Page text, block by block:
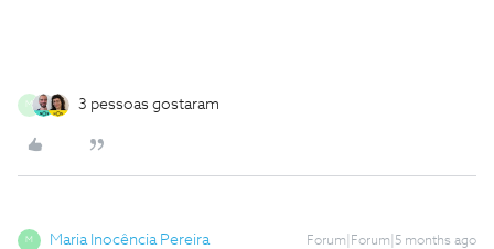
M 3 pessoas gostaram
M Maria Inocência Pereira Forum|Forum|5 months ago